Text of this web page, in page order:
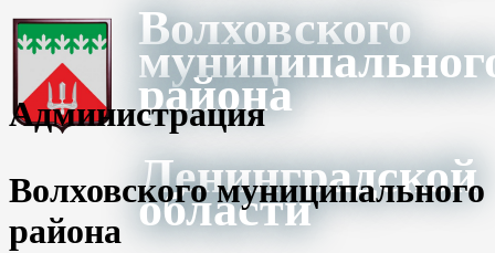
Волховского
района
Ленинградской
области
Администрация
Волховского муниципального
района